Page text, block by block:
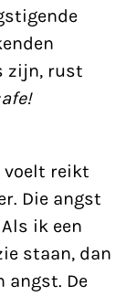
zijn, rust
voelt reikt
Die angst
ik een
staan, dan
angst. De